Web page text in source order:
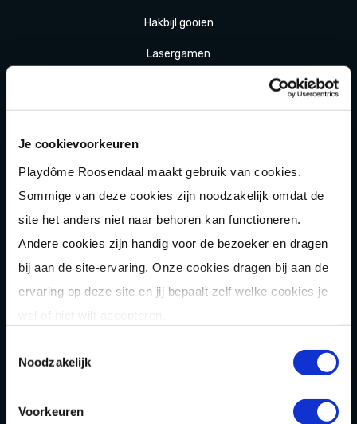
Je cookievoorkeuren
Playdôme Roosendaal maakt gebruik van cookies.
Sommige van deze cookies zijn noodzakelijk omdat de
site het anders niet naar behoren kan functioneren.
Andere cookies zijn handig voor de bezoeker en dragen
bij aan de site-ervaring. Onze cookies dragen bij aan de
ervaring op deze site en jij bepaalt zelf welke cookies je
Noodzakelijk
Voorkeuren
Hakbijl gooien
Lasergamen
DerSaboteur
Combideals
Arrangementen
Zomer activiteit